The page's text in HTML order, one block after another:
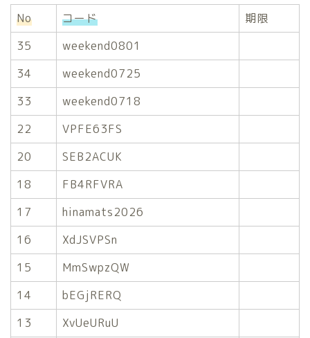
No コード
期限
35
weekend0801
34
weekend0725
33
weekend0718
22
VPFE63FS
20
SEB2ACUK
18
FB4RFVRA
17
hinamats2026
16
XdJSVPSn
15
MmSwpzQW
14
bEGjRERQ
13
XvUeURuU